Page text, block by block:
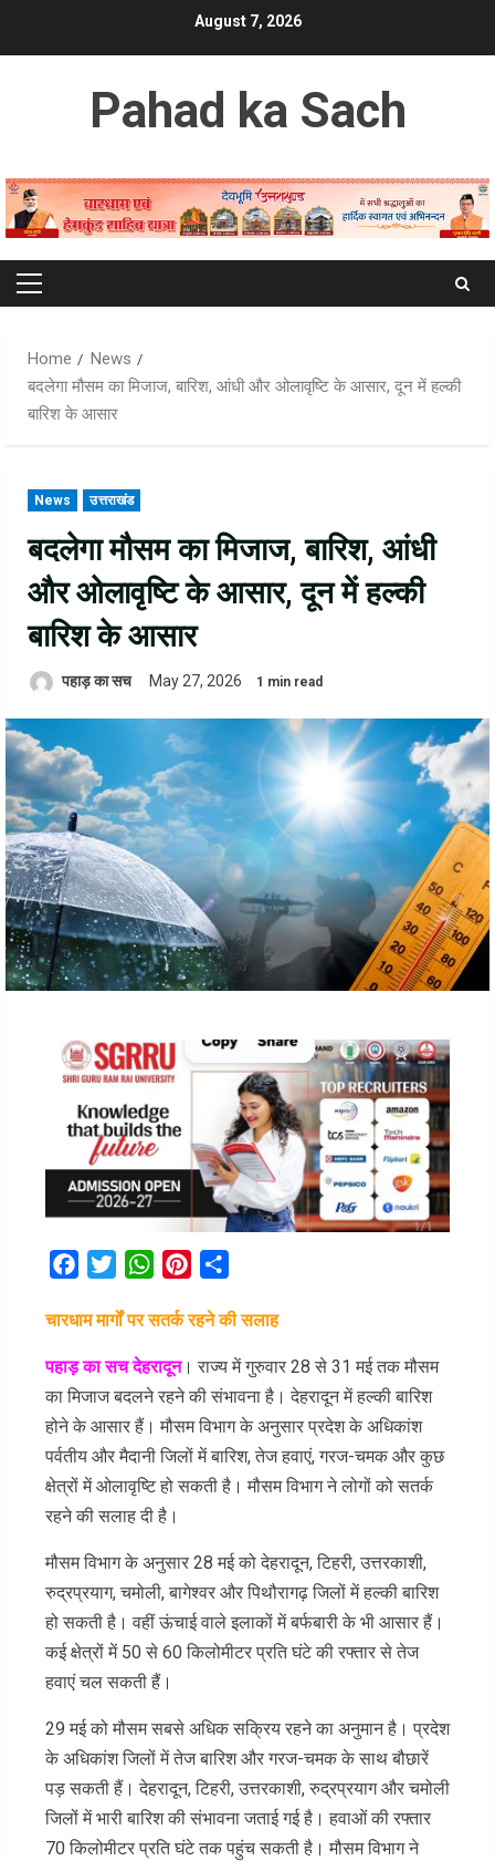
August 7, 2026
Pahad ka Sach
Primary
Home
News
बदलेगा मौसम का मिजाज, बारिश, आंधी और ओलावृष्टि के आसार, दून में हल्की
बारिश के आसार
News उत्तराखंड
बदलेगा मौसम का मिजाज, बारिश, आंधी
और ओलावृष्टि के आसार, दून में हल्की
बारिश के आसार
पहाड़ का सच May 27, 2026 1 min read
FacebookTwitterWhatsAppPinterest
चारधाम मार्गों पर सतर्क रहने की सलाह
पहाड़ का सच देहरादून। राज्य में गुरुवार 28 से 31 मई तक मौसम
का मिजाज बदलने रहने की संभावना है। देहरादून में हल्की बारिश
होने के आसार हैं। मौसम विभाग के अनुसार प्रदेश के अधिकांश
पर्वतीय और मैदानी जिलों में बारिश, तेज हवाएं, गरज-चमक और कुछ
क्षेत्रों में ओलावृष्टि हो सकती है। मौसम विभाग ने लोगों को सतर्क
रहने की सलाह दी है।
मौसम विभाग के अनुसार 28 मई को देहरादून, टिहरी, उत्तरकाशी,
रुद्रप्रयाग, चमोली, बागेश्वर और पिथौरागढ़ जिलों में हल्की बारिश
हो सकती है। वहीं ऊंचाई वाले इलाकों में बर्फबारी के भी आसार हैं।
कई क्षेत्रों में 50 से 60 किलोमीटर प्रति घंटे की रफ्तार से तेज
हवाएं चल सकती हैं।
29 मई को मौसम सबसे अधिक सक्रिय रहने का अनुमान है। प्रदेश
के अधिकांश जिलों में तेज बारिश और गरज-चमक के साथ बौछारें
पड़ सकती हैं। देहरादून, टिहरी, उत्तरकाशी, रुद्रप्रयाग और चमोली
जिलों में भारी बारिश की संभावना जताई गई है। हवाओं की रफ्तार
70 किलोमीटर प्रति घंटे तक पहुंच सकती है। मौसम विभाग ने